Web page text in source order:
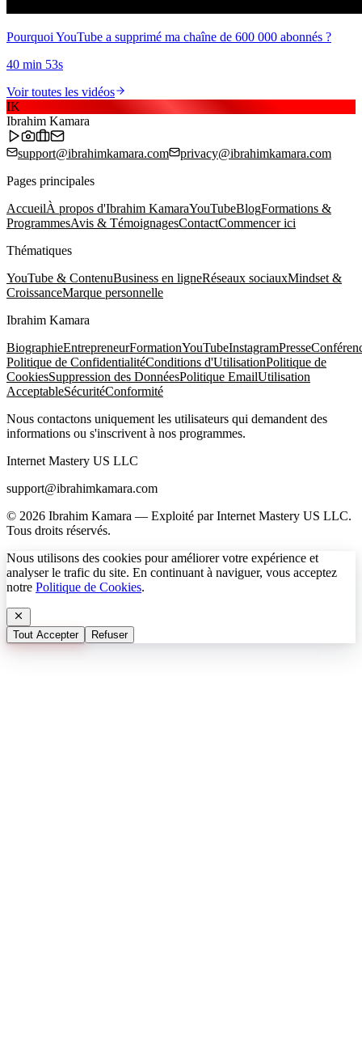
Pourquoi YouTube a supprimé ma chaîne de 600 000 abonnés ?
40 min 53s
Voir toutes les vidéos
IK
Ibrahim Kamara
support@ibrahimkamara.com
privacy@ibrahimkamara.com
Pages principales
AccueilÀ propos d'Ibrahim KamaraYouTubeBlogFormations &
ProgrammesAvis & TémoignagesContactCommencer ici
Thématiques
YouTube & ContenuBusiness en ligneRéseaux sociauxMindset &
CroissanceMarque personnelle
Ibrahim Kamara
BiographieEntrepreneurFormationYouTubeInstagramPresse
Politique de ConfidentialitéConditions d'UtilisationPolitique de
CookiesSuppression des DonnéesPolitique EmailUtilisation
AcceptableSécuritéConformité
Nous contactons uniquement les utilisateurs qui demandent des
informations ou s'inscrivent à nos programmes.
Internet Mastery US LLC
support@ibrahimkamara.com
© 2026 Ibrahim Kamara — Exploité par Internet Mastery US LLC.
Tous droits réservés.
Nous utilisons des cookies pour améliorer votre expérience et
analyser le trafic du site. En continuant à naviguer, vous acceptez
notre Politique de Cookies.
Tout Accepter Refuser